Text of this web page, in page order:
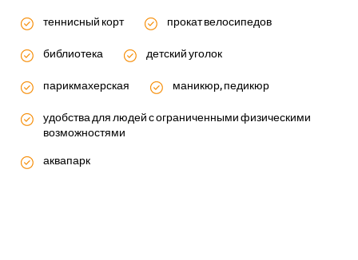
теннисный корт прокат велосипедов
библиотека детский уголок
парикмахерская маникюр, педикюр
удобства для людей с ограниченными физическими
возможностями
аквапарк